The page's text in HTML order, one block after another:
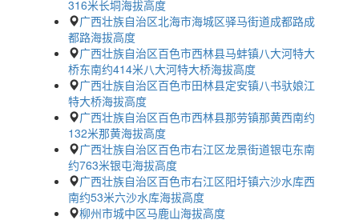
316米长垌海拔高度
广西壮族自治区北海市海城区驿马街道成都路成
都路海拔高度
广西壮族自治区百色市西林县马蚌镇八大河特大
桥东南约414米八大河特大桥海拔高度
广西壮族自治区百色市田林县定安镇八书驮娘江
特大桥海拔高度
广西壮族自治区百色市西林县那劳镇那黄西南约
132米那黄海拔高度
广西壮族自治区百色市右江区龙景街道银屯东南
约763米银屯海拔高度
广西壮族自治区百色市右江区阳圩镇六沙水库西
南约53米六沙水库海拔高度
柳州市城中区马鹿山海拔高度